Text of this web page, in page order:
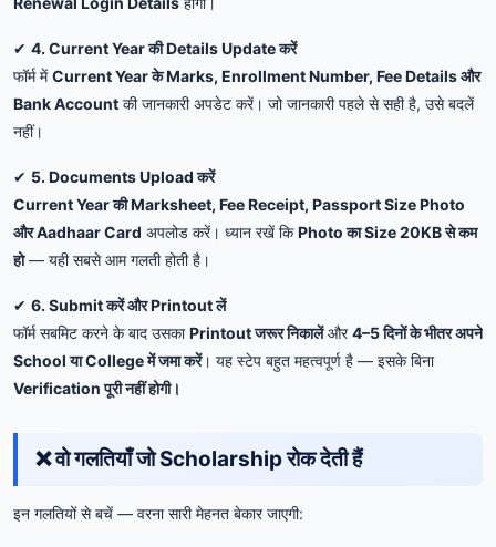
✔ 4. Current Year की Details Update करें
फॉर्म मेंCurrent Year के Marks, Enrollment Number, Fee Details और
Bank Account की जानकारी अपडेट करें। जो जानकारी पहले से सही है, उसे बदलें
नहीं।
✔ 5. Documents Upload करें
Current Year की Marksheet, Fee Receipt, Passport Size Photo
और Aadhaar Card अपलोड करें। ध्यान रखें किPhoto का Size 20KB से कम
हो— यही सबसे आम गलती होती है।
✔ 6. Submit करें और Printout लें
फॉर्म सबमिट करने के बाद उसकाPrintout जरूर निकालेंऔर4–5 दिनों के भीतर अपने
School या College में जमा करें। यह स्टेप बहुत महत्वपूर्ण है — इसके बिना
Verification पूरी नहीं होगी।
❌ वो गलतियाँ जो Scholarship रोक देती हैं
इन गलतियों से बचें — वरना सारी मेहनत बेकार जाएगी: